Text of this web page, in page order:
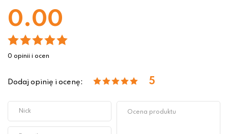
0.00
0 opinii i ocen
Dodaj opinię i ocenę: 5